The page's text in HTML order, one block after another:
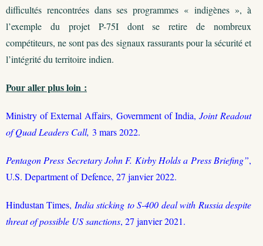
difficultés rencontrées dans ses programmes « indigènes », à
l’exemple du projet P-75I dont se retire de nombreux
compétiteurs, ne sont pas des signaux rassurants pour la sécurité et
l’intégrité du territoire indien.
Pour aller plus loin :
Ministry of External Affairs, Government of India, Joint Readout
of Quad Leaders Call, 3 mars 2022.
Pentagon Press Secretary John F. Kirby Holds a Press Briefing”,
U.S. Department of Defence, 27 janvier 2022.
Hindustan Times, India sticking to S-400 deal with Russia despite
threat of possible US sanctions, 27 janvier 2021.